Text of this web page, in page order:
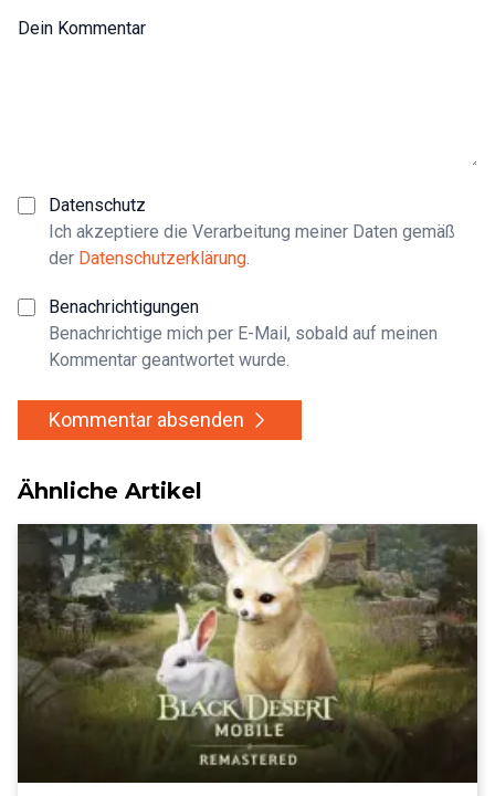
Dein Kommentar
Datenschutz
Ich akzeptiere die Verarbeitung meiner Daten gemäß
der Datenschutzerklärung.
Benachrichtigungen
Benachrichtige mich per E-Mail, sobald auf meinen
Kommentar geantwortet wurde.
Kommentar absenden
Ähnliche Artikel